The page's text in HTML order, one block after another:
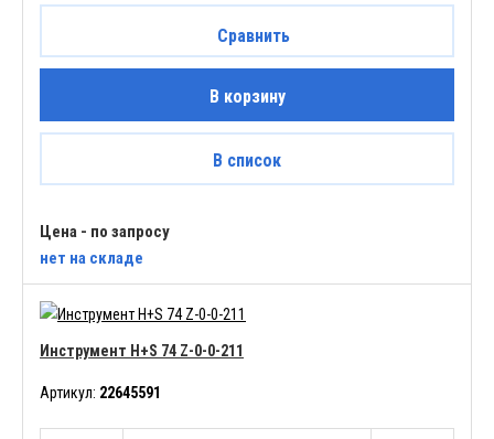
Сравнить
В корзину
В список
Цена - по запросу
нет на складе
Инструмент H+S 74 Z-0-0-211
Артикул: 22645591